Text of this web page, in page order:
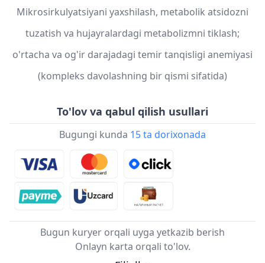
Mikrosirkulyatsiyani yaxshilash, metabolik atsidozni
tuzatish va hujayralardagi metabolizmni tiklash;
o'rtacha va og'ir darajadagi temir tanqisligi anemiyasi
(kompleks davolashning bir qismi sifatida)
To'lov va qabul qilish usullari
Bugungi kunda 15 ta dorixonada
Bugun kuryer orqali uyga yetkazib berish
Onlayn karta orqali to'lov.